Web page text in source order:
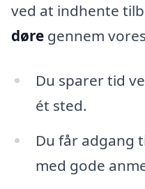
ved at indhente
døre gennem
Du sparer tid
ét sted.
Du får adgang
med gode